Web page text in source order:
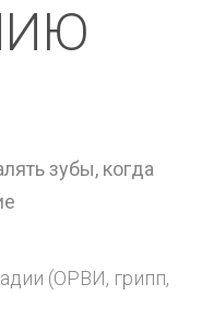
зубы, когда
(ОРВИ, грипп,